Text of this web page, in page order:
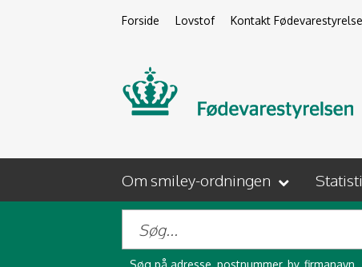
Forside Lovstof Kontakt
Om smiley-ordningen
Søg på adresse, postnummer, by, firmanavn